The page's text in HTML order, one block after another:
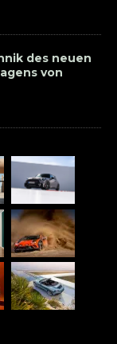
des neuen
von